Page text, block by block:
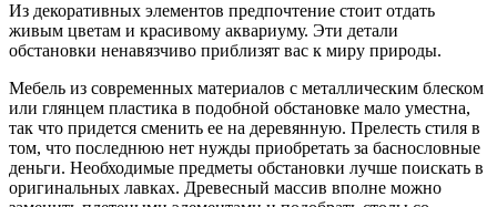
Из декоративных элементов предпочтение стоит отдать
живым цветам и красивому аквариуму. Эти детали
обстановки ненавязчиво приблизят вас к миру природы.
Мебель из современных материалов с металлическим блеском
или глянцем пластика в подобной обстановке мало уместна,
так что придется сменить ее на деревянную. Прелесть стиля в
том, что последнюю нет нужды приобретать за баснословные
деньги. Необходимые предметы обстановки лучше поискать в
оригинальных лавках. Древесный массив вполне можно